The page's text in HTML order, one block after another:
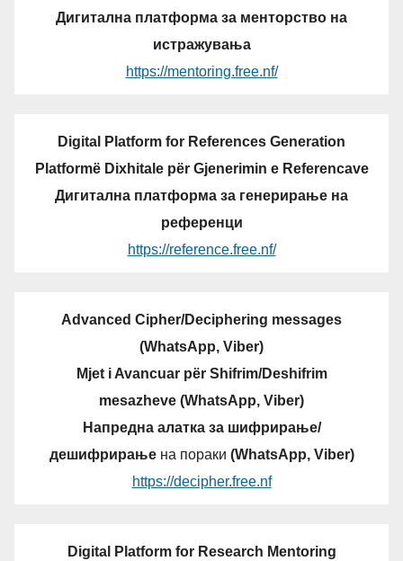
Дигитална платформа за менторство на
истражувања
https://mentoring.free.nf/
Digital Platform for References Generation
Platformë Dixhitale për Gjenerimin e Referencave
Дигитална платформа за генерирање на
референци
https://reference.free.nf/
Advanced Cipher/Deciphering messages
(WhatsApp, Viber)
Mjet i Avancuar për Shifrim/Deshifrim
mesazheve (WhatsApp, Viber)
Напредна алатка за шифрирање/
дешифрирањена пораки (WhatsApp, Viber)
https://decipher.free.nf
Digital Platform for Research Mentoring